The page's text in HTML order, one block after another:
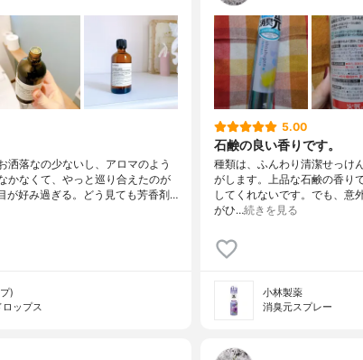
洒落なの少ないし、アロマのよう
かなくて、やっと巡り合えたのが
が好み過ぎる。どう見ても芳香剤…
)
ップス
5.00
石鹸の良い香りです。
種類は、ふんわり清潔せっけ
がします。上品な石鹸の香り
してくれないです。でも、意
がひ…続きを見る
小林製薬
消臭元スプレー